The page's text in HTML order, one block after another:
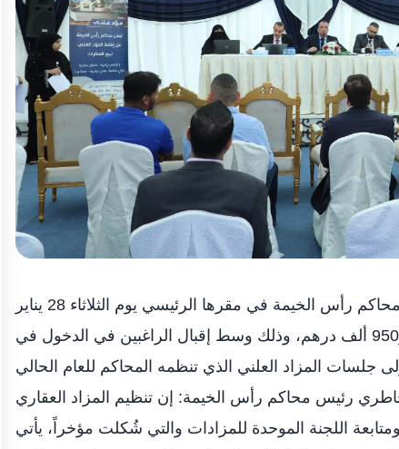
سجّل المزاد العلني لبيع العقارات الذي نظمته محاكم رأس الخيمة في مقرها الرئيسي يوم الثلاثاء 28 يناير
الجاري، حصيلة مبيعات وصلت إلى 21 مليون و950 ألف درهم، وذلك وسط إقبال الراغبين في الدخول في
جلسات المزاد العلني الذي تنظمه المحاكم للعام الحالي
رئيس محاكم رأس الخيمة: إن تنظيم المزاد العقاري
اللجنة الموحدة للمزادات والتي شُكلت مؤخراً، يأتي